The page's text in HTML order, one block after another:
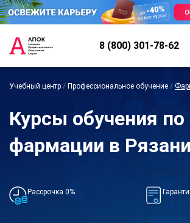
8 (800) 301-78-62
Учебный центр / Профессиональное обучение /
Курсы обучения по
фармации в Рязани
Рассрочка 0%